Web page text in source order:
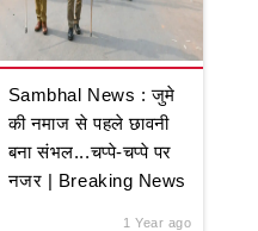
Sambhal News : जुमे
की नमाज से पहले छावनी
बना संभल...चप्पे-चप्पे पर
नजर | Breaking News
1 Year ago